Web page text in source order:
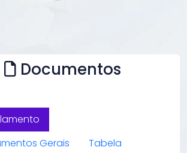
Documentos
Gerais
Tabela